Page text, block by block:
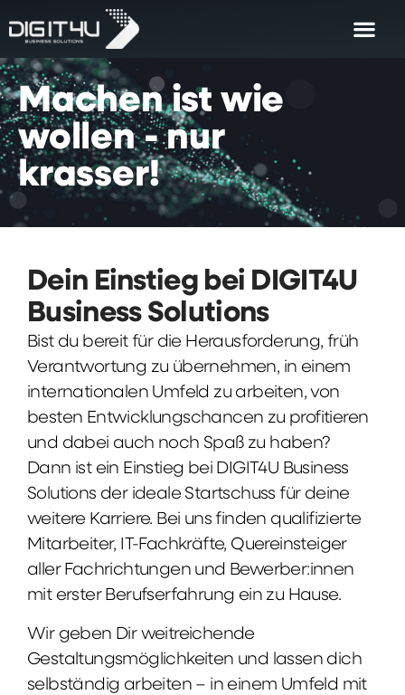
Machen ist wie
wollen - nur
krasser!
Dein Einstieg bei DIGIT4U
Business Solutions
Bist du bereit für die Herausforderung, früh
Verantwortung zu übernehmen, in einem
internationalen Umfeld zu arbeiten, von
besten Entwicklungschancen zu profitieren
und dabei auch noch Spaß zu haben?
Dann ist ein Einstieg bei DIGIT4U Business
Solutions der ideale Startschuss für deine
weitere Karriere. Bei uns finden qualifizierte
Mitarbeiter, IT-Fachkräfte, Quereinsteiger
aller Fachrichtungen und Bewerber:innen
mit erster Berufserfahrung ein zu Hause.
Wir geben Dir weitreichende
Gestaltungsmöglichkeiten und lassen dich
selbständig arbeiten – in einem Umfeld mit